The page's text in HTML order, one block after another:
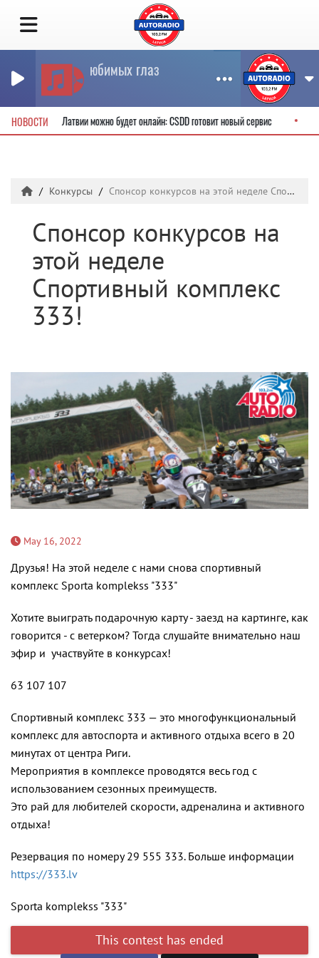
Без любимых глаз
ЯЛЛА
НОВОСТИправа в Латвии можно будет онлайн: CSDD готовит новый сервис
Конкурсы Спонсор конкурсов на этой неделе Спортивный комплекс 333!
Спонсор конкурсов на
этой неделе
Спортивный комплекс
333!
May 16, 2022
Друзья! На этой неделе с нами снова спортивный
комплекс Sporta komplekss "333"
Хотите выиграть подарочную карту - заезд на картинге, как
говорится - с ветерком? Тогда слушайте внимательно наш
эфир и участвуйте в конкурсах!
63 107 107
Спортивный комплекс 333 — это многофункциональный
комплекс для автоспорта и активного отдыха всего в 20
минутах от центра Риги.
Мероприятия в комплексе проводятся весь год с
использованием сезонных преимуществ.
Это рай для любителей скорости, адреналина и активного
отдыха!
Резервация по номеру 29 555 333. Больше информации
https://333.lv
Sporta komplekss "333"